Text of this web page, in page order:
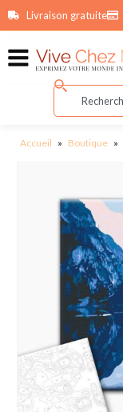
principalLivraison gratuite
Accueil » Boutique »